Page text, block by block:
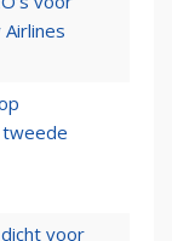
tweede
voor